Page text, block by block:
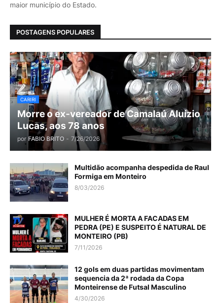
maior município do Estado.
POSTAGENS POPULARES
CARIRI
Morre o ex-vereador de Camalaú Aluízio
Lucas, aos 78 anos
por FABIO BRITO - 7/26/2026
Multidão acompanha despedida de Raul
Formiga em Monteiro
8/03/2026
MULHER É MORTA A FACADAS EM
PEDRA (PE) E SUSPEITO É NATURAL DE
MONTEIRO (PB)
7/11/2026
12 gols em duas partidas movimentam
sequencia da 2ª rodada da Copa
Monteirense de Futsal Masculino
4/30/2026